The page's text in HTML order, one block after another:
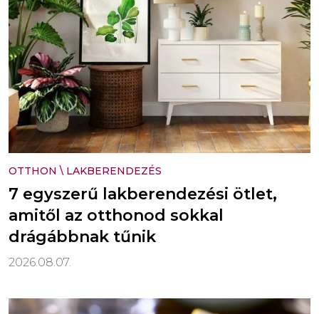
OTTHON \ LAKBERENDEZÉS
7 egyszerű lakberendezési ötlet,
amitől az otthonod sokkal
drágábbnak tűnik
2026.08.07.